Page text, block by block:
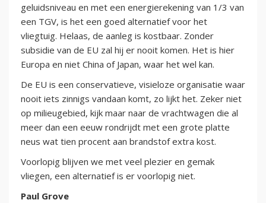
geluidsniveau en met een energierekening van 1/3 van
een TGV, is het een goed alternatief voor het
vliegtuig. Helaas, de aanleg is kostbaar. Zonder
subsidie van de EU zal hij er nooit komen. Het is hier
Europa en niet China of Japan, waar het wel kan.
De EU is een conservatieve, visieloze organisatie waar
nooit iets zinnigs vandaan komt, zo lijkt het. Zeker niet
op milieugebied, kijk maar naar de vrachtwagen die al
meer dan een eeuw rondrijdt met een grote platte
neus wat tien procent aan brandstof extra kost.
Voorlopig blijven we met veel plezier en gemak
vliegen, een alternatief is er voorlopig niet.
Paul Grove